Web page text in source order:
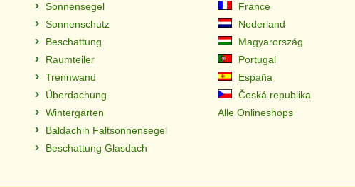
Sonnensegel
Sonnenschutz
Beschattung
Raumteiler
Trennwand
Überdachung
Wintergärten
Baldachin Faltsonnensegel
Beschattung Glasdach
France
Nederland
Magyarország
Portugal
España
Česká republika
Alle Onlineshops